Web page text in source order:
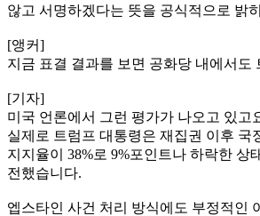
않고 서명하겠다는 뜻을 공식적으로 밝
[앵커]
지금 표결 결과를 보면 공화당 내에서
[기자]
미국 언론에서 그런 평가가 나오고 있
실제로 트럼프 대통령은 재집권 이후 국
지지율이 38%로 9%포인트나 하락한
전했습니다.
엡스타인 사건 처리 방식에도 부정적인